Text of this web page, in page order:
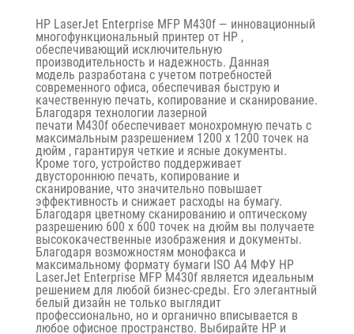
HP LaserJet Enterprise MFP M430f — инновационный
многофункциональный принтер от HP ,
обеспечивающий исключительную
производительность и надежность. Данная
модель разработана с учетом потребностей
современного офиса, обеспечивая быструю и
качественную печать, копирование и сканирование.
Благодаря технологии лазерной
печати M430f обеспечивает монохромную печать с
максимальным разрешением 1200 x 1200 точек на
дюйм , гарантируя четкие и ясные документы.
Кроме того, устройство поддерживает
двустороннюю печать, копирование и
сканирование, что значительно повышает
эффективность и снижает расходы на бумагу.
Благодаря цветному сканированию и оптическому
разрешению 600 x 600 точек на дюйм вы получаете
высококачественные изображения и документы.
Благодаря возможностям монофакса и
максимальному формату бумаги ISO A4 МФУ HP
LaserJet Enterprise MFP M430f является идеальным
решением для любой бизнес-среды. Его элегантный
белый дизайн не только выглядит
профессионально, но и органично вписывается в
любое офисное пространство. Выбирайте HP и